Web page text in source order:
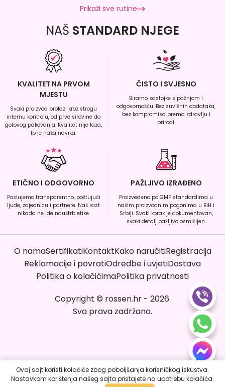
Prikaži sve rutine
NAŠ STANDARD NJEGE
KVALITET NA PRVOM
MJESTU
Svaki proizvod prolazi kroz strogu
internu kontrolu, od prve sirovine do
gotovog pakovanja. Kvalitet nije faza,
to je naša navika.
ČISTO I SVJESNO
Biramo sastojke s pažnjom i
odgovornošću. Bez suvišnih dodataka,
bez kompromisa prema zdravlju i
prirodi.
ETIČNO I ODGOVORNO
Poslujemo transparentno, poštujući
ljude, zajednicu i partnere. Naš rast
nikada ne ide nauštrb etike.
PAŽLJIVO IZRAĐENO
Proizvedeno po GMP standardima u
našim proizvodnim pogonima u BiH i
Srbiji. Svaki korak je dokumentovan,
svaki detalj pažljivo osmišljen.
O namaSertifikatiKontaktKako naručitiRegistracija
Reklamacije i povratiOdredbe i uvjetiDostava
Politika o kolačićimaPolitika privatnosti
Copyright © rossen.hr- 2026.
Sva prava zadržana.
Ovaj sajt koristi kolačiće zbog poboljšanja korisničkog iskustva.
Nastavkom korištenja našeg sajta pristajete na upotrebu kolačića.